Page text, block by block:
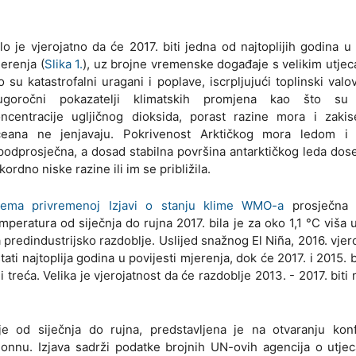
je vjerojatno da će 2017. biti jedna od najtoplijih godina u
(Slika 1.), uz brojne vremenske događaje s velikim
su katastrofalni uragani i poplave, iscrpljujući toplinski
pokazatelji klimatskih promjena kao što su
ugljičnog dioksida, porast razine mora i
ne jenjavaju. Pokrivenost Arktičkog mora ledom
a dosad stabilna površina antarktičkog leda
niske razine ili im se približila.
privremenoj Izjavi o stanju klime WMO-a prosječna
od siječnja do rujna 2017. bila je za oko 1,1 °C viša
predindustrijsko razdoblje. Uslijed snažnog El Niña, 2016.
najtoplija godina u povijesti mjerenja, dok će 2017. i 2015.
treća. Velika je vjerojatnost da će razdoblje 2013. - 2017. biti
od siječnja do rujna, predstavljena je na otvaranju
Izjava sadrži podatke brojnih UN-ovih agencija o